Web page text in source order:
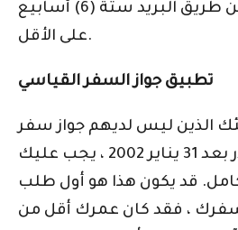
السفر المقدمة عن طريق البريد ستة (6) أسابيع
على الأقل.
تطبيق جواز السفر القياسي
الذين ليس لديهم جواز سفر
للبالغين صادر بعد 31 يناير 2002 ، يجب عليك
قد يكون هذا هو أول طلب
، فقد كان عمرك أقل من